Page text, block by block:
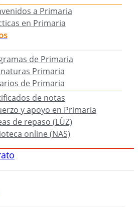
a Primaria
en Primaria
de Primaria
Primaria
de Primaria
de notas
y apoyo en Primaria
de repaso (LÜZ)
online (NAS)